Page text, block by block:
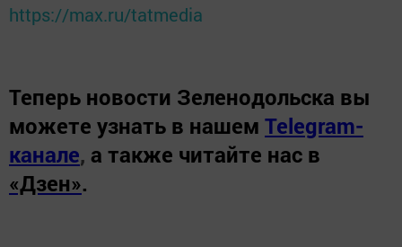
https://max.ru/tatmedia
Теперь новости Зеленодольска вы
можете узнать в нашем Telegram-
канале, а также читайте нас в
«Дзен».